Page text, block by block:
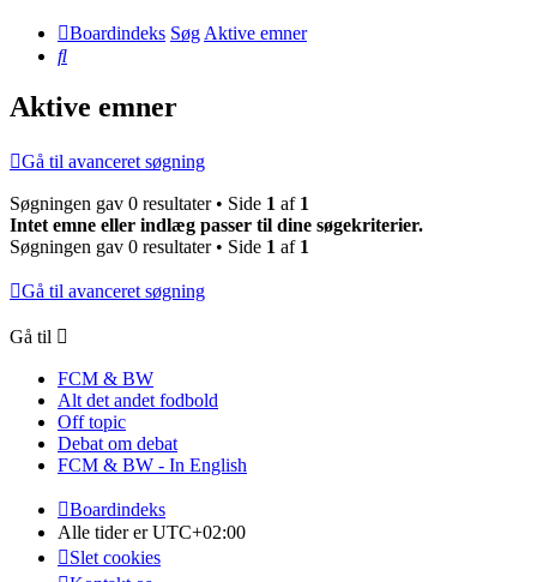
Boardindeks SøgAktive emner
Søg
Aktive emner
Gå til avanceret søgning
Søgningen gav 0 resultater • Side 1 af 1
Intet emne eller indlæg passer til dine søgekriterier.
Søgningen gav 0 resultater • Side 1 af 1
Gå til avanceret søgning
Gå til
FCM & BW
Alt det andet fodbold
Off topic
Debat om debat
FCM & BW - In English
Boardindeks
Alle tider erUTC+02:00
Slet cookies